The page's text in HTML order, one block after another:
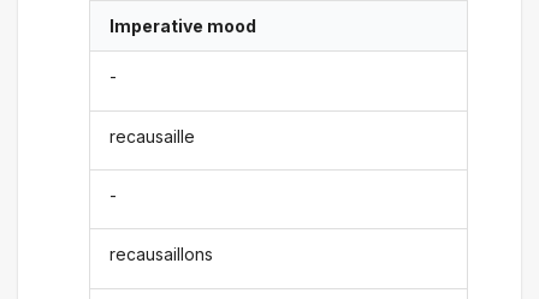
Imperative mood
-
recausaille
-
recausaillons